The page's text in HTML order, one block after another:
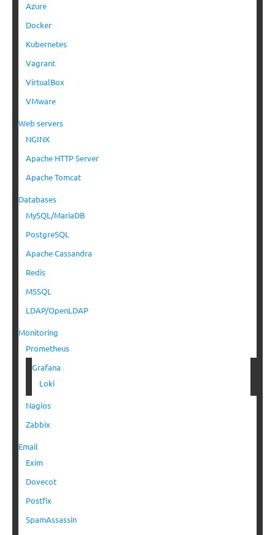
Azure
Docker
Kubernetes
Vagrant
VirtualBox
VMware
Web servers
NGINX
Apache HTTP Server
Apache Tomcat
Databases
MySQL/MariaDB
PostgreSQL
Apache Cassandra
Redis
MSSQL
LDAP/OpenLDAP
Monitoring
Prometheus
Grafana
Loki
Nagios
Zabbix
Email
Exim
Dovecot
Postfix
SpamAssassin